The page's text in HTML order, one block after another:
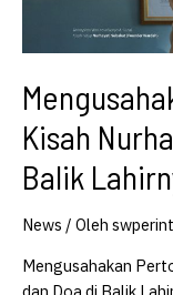
Kisah
Balik
News / Oleh
Mengusahakan